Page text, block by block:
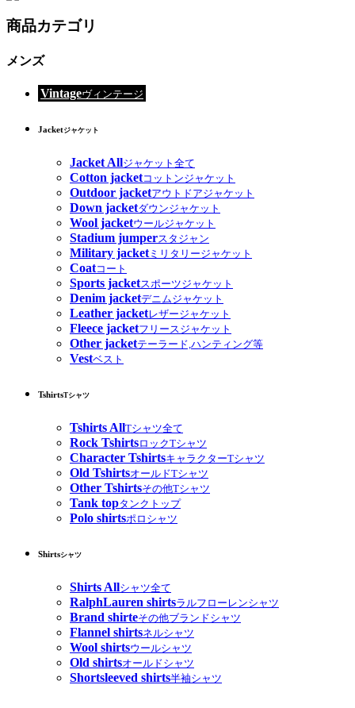
商品カテゴリ
メンズ
Vintageヴィンテージ
Jacketジャケット
Jacket Allジャケット全て
Cotton jacketコットンジャケット
Outdoor jacketアウトドアジャケット
Down jacketダウンジャケット
Wool jacketウールジャケット
Stadium jumperスタジャン
Military jacketミリタリージャケット
Coatコート
Sports jacketスポーツジャケット
Denim jacketデニムジャケット
Leather jacketレザージャケット
Fleece jacketフリースジャケット
Other jacketテーラード,ハンティング等
Vestベスト
TshirtsTシャツ
Tshirts AllTシャツ全て
Rock TshirtsロックTシャツ
Character TshirtsキャラクターTシャツ
Old TshirtsオールドTシャツ
Other Tshirtsその他Tシャツ
Tank topタンクトップ
Polo shirtsポロシャツ
Shirtsシャツ
Shirts Allシャツ全て
RalphLauren shirtsラルフローレンシャツ
Brand shirteその他ブランドシャツ
Flannel shirtsネルシャツ
Wool shirtsウールシャツ
Old shirtsオールドシャツ
Shortsleeved shirts半袖シャツ